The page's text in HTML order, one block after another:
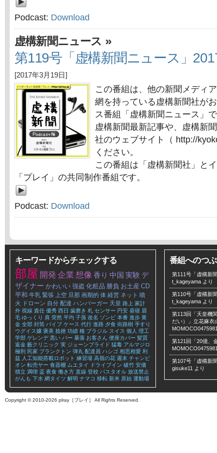
Podcast: Download
虚構新聞ニュース »
第119号「虚構新聞ニュース」
[2017年3月19日]
この番組は、他の新聞メディ
網を持っている虚構新聞社が
ス番組「虚構新聞ニュース」
虚構新聞最新記事や、虚構新
社のウェブサイト（ http://
ください。
この番組は「虚構新聞社」と
「プレイ」の共同制作番組です。
Podcast: Download
キーワードからチェックする
部屋 開発 企業 想像 香り 中国 実験 デ
ザイナー かわいい 強盗 化粧品 勝負 お土産 CD
平和 牛乳 緊張 上空 旦那 画期的 体 経営 ネット 噴
火
ドローン 自分 配達 ハンバーガー 天皇 路上 家計
外 視線 責任 優秀 西日 歯磨き 札 センサー 円安 昼寝 眉
毛 ゆっくり 肩 突然 平均 子孫 改名 ゾンビ 本番 進歩 黄
金 全部 封筒 パイプ ケース 代行 進路 夕食 街路樹 手すり
ウグイス嬢 褒美 捻挫 功績 種 ブラジル スイス 個人 理工
学部 ゲレンデ 黒い パー 暴落 お客さん 便座カバー 髪質
返金 藪クリニック 実 ジューンブライド 猛毒 アルマジロ
極刑 民家 プランクトン 弾丸 配達員 ハシゴ 相思相愛 利
益 人工知能搭載ロボット 練習場 高嶺の花 週末 チャンピ
オン 転売ヤー 食器棚 ムエタイ ドライブイン 破竹 安価
積立 満喫 盃 夜食 働き方 直線 登校 バスタオル 放送禁止
がんも 下水 網タイツ 解明 ナマコ 移転 新米 原始 運動場
番組へのつ
第111号「虚構新
t_kageyama より
第110号「虚構新
t_kageyama より
第113回「天皇機
だい）」立花麻衣
第121回「20億、
第107号「虚構新
gisuke11 より
Copyright © 2010-2026 plray［プレイ］ All Rights Reserved.